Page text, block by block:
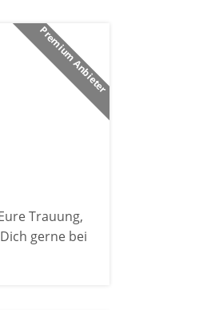
Premium Anbieter
Trauung,
gerne bei